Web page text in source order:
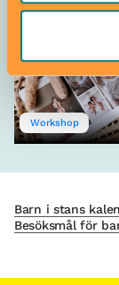
Workshop
Barn i stans
Besöksmål för